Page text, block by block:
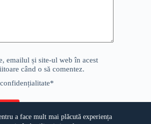
a face mult mai plăcută experiența
emailul și site-ul web în acest
când o să comentez.
*